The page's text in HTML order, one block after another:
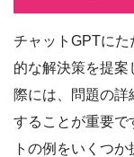
チャットGPTに
的な解決策を提案
際には、問題の詳
することが重要で
トの例をいくつか